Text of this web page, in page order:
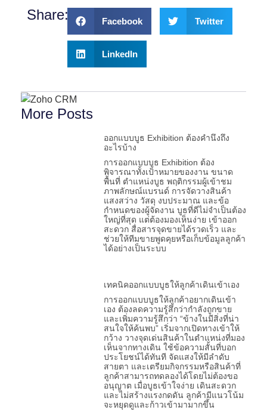
Share: Facebook Twitter
LinkedIn
More Posts
ออกแบบบูธ Exhibition ต้องคำนึงถึง
อะไรบ้าง
การออกแบบบูธ Exhibition ต้อง
พิจารณาทั้งเป้าหมายของงาน ขนาด
พื้นที่ ตำแหน่งบูธ พฤติกรรมผู้เข้าชม
ภาพลักษณ์แบรนด์ การจัดวางสินค้า
แสงสว่าง วัสดุ งบประมาณ และข้อ
กำหนดของผู้จัดงาน บูธที่ดีไม่จำเป็นต้อง
ใหญ่ที่สุด แต่ต้องมองเห็นง่าย เข้าออก
สะดวก สื่อสารจุดขายได้รวดเร็ว และ
ช่วยให้ทีมขายพูดคุยหรือเก็บข้อมูลลูกค้า
ได้อย่างเป็นระบบ
เทคนิคออกแบบบูธให้ลูกค้าเดินเข้าเอง
การออกแบบบูธให้ลูกค้าอยากเดินเข้า
เอง ต้องลดความรู้สึกว่ากำลังถูกขาย
และเพิ่มความรู้สึกว่า “ข้างในมีสิ่งที่น่า
สนใจให้ค้นพบ” เริ่มจากเปิดทางเข้าให้
กว้าง วางจุดเด่นสินค้าในตำแหน่งที่มอง
เห็นจากทางเดิน ใช้ข้อความสั้นที่บอก
ประโยชน์ได้ทันที จัดแสงให้มีลำดับ
สายตา และเตรียมกิจกรรมหรือสินค้าที่
ลูกค้าสามารถทดลองได้โดยไม่ต้องขอ
อนุญาต เมื่อบูธเข้าใจง่าย เดินสะดวก
และไม่สร้างแรงกดดัน ลูกค้ามีแนวโน้ม
จะหยุดดูและก้าวเข้ามามากขึ้น